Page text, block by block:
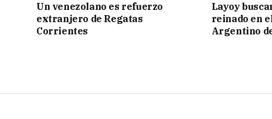
Un venezolano es refuerzo
extranjero de Regatas
Corrientes
Layoy
reinado en
Argentino